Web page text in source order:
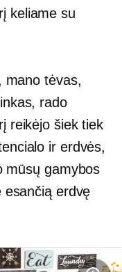
keliame su
mano tėvas,
rado
reikėjo šiek tiek
ir erdvės,
mūsų gamybos
esančią erdvę